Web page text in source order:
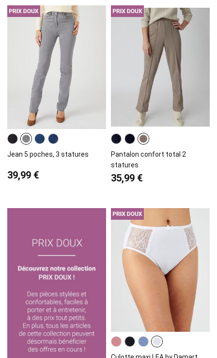
Jean 5 poches, 3 statures
39,99 €
Pantalon confort total 2
statures
35,99 €